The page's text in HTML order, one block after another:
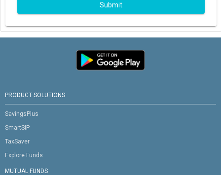
Submit
PRODUCT SOLUTIONS
SavingsPlus
SmartSIP
TaxSaver
Explore Funds
MUTUAL FUNDS